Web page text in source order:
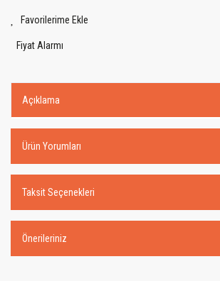
Fiyat Alarmı
Açıklama
Ürün Yorumları
Taksit Seçenekleri
Önerileriniz